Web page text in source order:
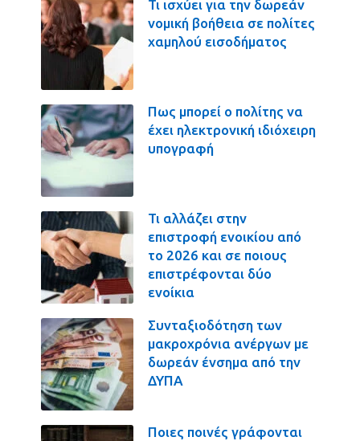
Τι ισχύει για την δωρεάν
νομική βοήθεια σε πολίτες
χαμηλού εισοδήματος
Πως μπορεί ο πολίτης να
έχει ηλεκτρονική ιδιόχειρη
υπογραφή
Τι αλλάζει στην
επιστροφή ενοικίου από
το 2026 και σε ποιους
επιστρέφονται δύο
ενοίκια
Συνταξιοδότηση των
μακροχρόνια ανέργων με
δωρεάν ένσημα από την
ΔΥΠΑ
Ποιες ποινές γράφονται